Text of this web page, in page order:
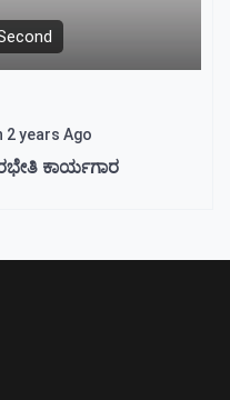
2 years Ago
ಐಎಂಜೆ ಕಾಲೇಜು :ಪ್ಲೇಸ್ ಮೆಂಟ್ ತರಭೇತಿ ಕಾರ್ಯಗಾರ